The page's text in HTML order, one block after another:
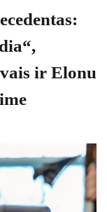
ir Elonu